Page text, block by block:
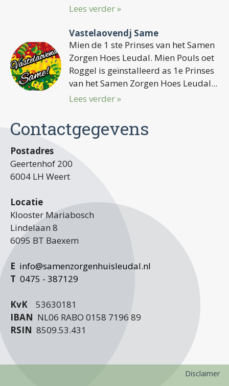
Lees verder »
Vastelaovendj Same
Mien de 1 ste Prinses van het Samen
Zorgen Hoes Leudal. Mien Pouls oet
Roggel is geïnstalleerd as 1e Prinses
van het Samen Zorgen Hoes Leudal...
Lees verder »
Contactgegevens
Postadres
Geertenhof 200
6004 LH Weert
Locatie
Klooster Mariabosch
Lindelaan 8
6095 BT Baexem
E info@samenzorgenhuisleudal.nl
T 0475 - 387129
KvK 53630181
IBAN NL06 RABO 0158 7196 89
RSIN 8509.53.431
Disclaimer